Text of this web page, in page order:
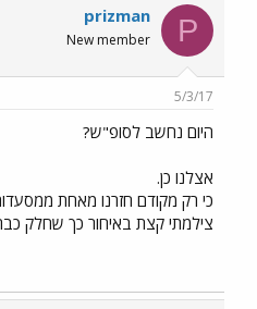
P
prizman
New member
5/3/17
היום נחשב לסופ"ש?
אצלנו כן.
כי רק מקודם חזרנו מאחת
צילמתי קצת באיחור כך שחלק